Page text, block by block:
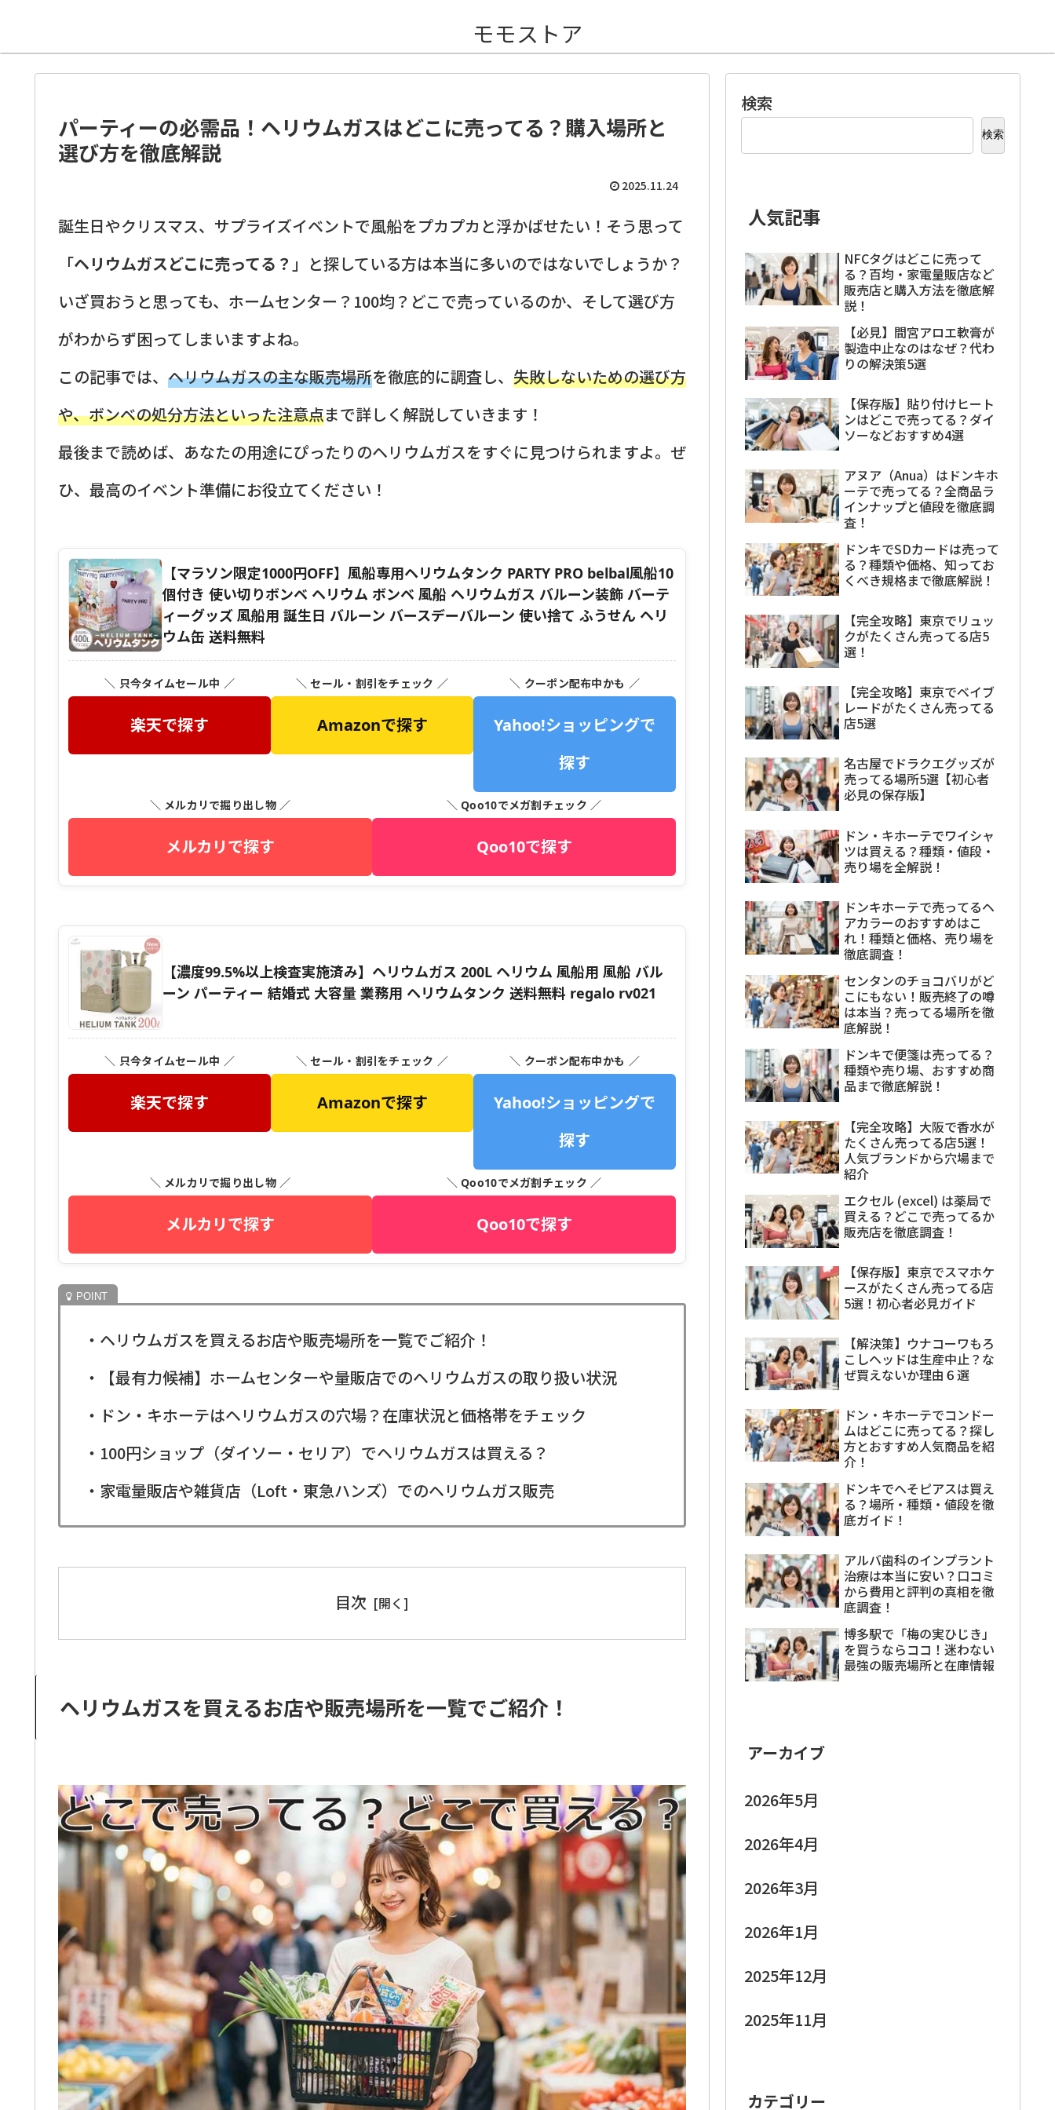
モモストア
パーティーの必需品！ヘリウムガスはどこに売ってる？購入場所と
選び方を徹底解説
2025.11.24
誕生日やクリスマス、サプライズイベントで風船をプカプカと浮かばせたい！そう思って
「ヘリウムガスどこに売ってる？ 」と探している方は本当に多いのではないでしょうか？
いざ買おうと思っても、ホームセンター？100均？どこで売っているのか、そして選び方
がわからず困ってしまいますよね。
この記事では、 ヘリウムガスの主な販売場所を徹底的に調査し、 失敗しないための選び方
や、ボンベの処分方法といった注意点まで詳しく解説していきます！
最後まで読めば、あなたの用途にぴったりのヘリウムガスをすぐに見つけられますよ。ぜ
ひ、最高のイベント準備にお役立てください！
【マラソン限定1000円OFF】風船専用ヘリウムタンク PARTY PRO belbal風船10
個付き 使い切りボンベ ヘリウム ボンベ 風船 ヘリウムガス バルーン装飾 バーテ
ィーグッズ 風船用 誕生日 バルーン バースデーバルーン 使い捨て ふうせん ヘリ
ウム缶 送料無料
＼ 只今タイムセール中 ／
楽天で探す
＼ セール・割引をチェック ／
Amazonで探す
＼ クーポン配布中かも ／
Yahoo!ショッピングで
探す
＼ メルカリで掘り出し物 ／
メルカリで探す
＼ Qoo10でメガ割チェック ／
Qoo10で探す
【濃度99.5%以上検査実施済み】ヘリウムガス 200L ヘリウム 風船用 風船 バル
ーン パーティー 結婚式 大容量 業務用 ヘリウムタンク 送料無料 regalo rv021
＼ 只今タイムセール中 ／
楽天で探す
＼ セール・割引をチェック ／
Amazonで探す
＼ クーポン配布中かも ／
Yahoo!ショッピングで
探す
＼ メルカリで掘り出し物 ／
メルカリで探す
＼ Qoo10でメガ割チェック ／
Qoo10で探す
・ヘリウムガスを買えるお店や販売場所を一覧でご紹介！
・【最有力候補】ホームセンターや量販店でのヘリウムガスの取り扱い状況
・ドン・キホーテはヘリウムガスの穴場？在庫状況と価格帯をチェック
・100円ショップ（ダイソー・セリア）でヘリウムガスは買える？
・家電量販店や雑貨店（Loft・東急ハンズ）でのヘリウムガス販売
目次
ヘリウムガスを買えるお店や販売場所を一覧でご紹介！
検索
検索
人気記事
NFCタグはどこに売って
る？百均・家電量販店など
販売店と購入方法を徹底解
説！
【必見】間宮アロエ軟膏が
製造中止なのはなぜ？代わ
りの解決策5選
【保存版】貼り付けヒート
ンはどこで売ってる？ダイ
ソーなどおすすめ4選
アヌア（Anua）はドンキホ
ーテで売ってる？全商品ラ
インナップと値段を徹底調
査！
ドンキでSDカードは売って
る？種類や価格、知ってお
くべき規格まで徹底解説！
【完全攻略】東京でリュッ
クがたくさん売ってる店5
選！
【完全攻略】東京でベイブ
レードがたくさん売ってる
店5選
名古屋でドラクエグッズが
売ってる場所5選【初心者
必見の保存版】
ドン・キホーテでワイシャ
ツは買える？種類・値段・
売り場を全解説！
ドンキホーテで売ってるヘ
アカラーのおすすめはこ
れ！種類と価格、売り場を
徹底調査！
センタンのチョコバリがど
こにもない！販売終了の噂
は本当？売ってる場所を徹
底解説！
ドンキで便箋は売ってる？
種類や売り場、おすすめ商
品まで徹底解説！
【完全攻略】大阪で香水が
たくさん売ってる店5選！
人気ブランドから穴場まで
紹介
エクセル (excel) は薬局で
買える？どこで売ってるか
販売店を徹底調査！
【保存版】東京でスマホケ
ースがたくさん売ってる店
5選！初心者必見ガイド
【解決策】ウナコーワもろ
こしヘッドは生産中止？な
ぜ買えないか理由６選
ドン・キホーテでコンドー
ムはどこに売ってる？探し
方とおすすめ人気商品を紹
介！
ドンキでへそピアスは買え
る？場所・種類・値段を徹
底ガイド！
アルバ歯科のインプラント
治療は本当に安い？口コミ
から費用と評判の真相を徹
底調査！
博多駅で「梅の実ひじき」
を買うならココ！迷わない
最強の販売場所と在庫情報
アーカイブ
2026年5月
2026年4月
2026年3月
2026年1月
2025年12月
2025年11月
カテゴリー